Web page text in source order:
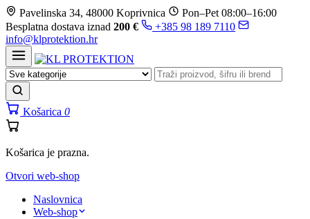
Prijeđi
na
sadržaj
Pavelinska 34, 48000 Koprivnica
Pon–Pet 08:00–16:00
Besplatna dostava iznad 200 €
+385 98 189 7110
info@klprotektion.hr
Košarica 0
Košarica je prazna.
Otvori web-shop
Naslovnica
Web-shop